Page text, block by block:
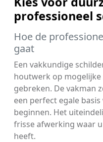
professioneel
Hoe de
gaat
Een vakkundige
houtwerk op
gebreken. De vakman
een perfect egale
beginnen. Het
frisse afwerking waar
heeft.